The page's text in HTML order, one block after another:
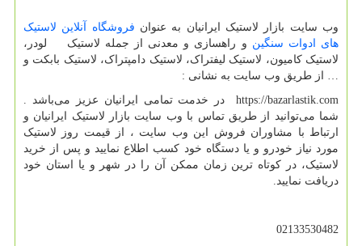
وب سایت بازار لاستیک ایرانیان به عنوان فروشگاه آنلاین لاستیک
های ادوات سنگین و راهسازی و معدنی از جمله لاستیک لودر،
لاستیک کامیون، لاستیک لیفتراک، لاستیک دامپتراک، لاستیک بابکت و
… از طریق وب سایت به نشانی :
https://bazarlastik.com در خدمت تمامی ایرانیان عزیز می‌باشد .
شما می‌توانید از طریق تماس با وب سایت بازار لاستیک ایرانیان و
ارتباط با مشاوران فروش این وب سایت ، از قیمت روز لاستیک
مورد نیاز خودرو و یا دستگاه خود کسب اطلاع نمایید و پس از خرید
لاستیک، در کوتاه ترین زمان ممکن آن را در شهر و یا استان خود
دریافت نمایید.
02133530482